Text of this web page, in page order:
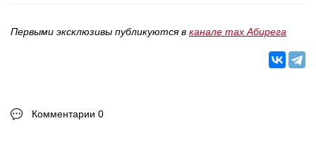
Первыми эксклюзивы публикуются в канале max Абирега
Комментарии 0